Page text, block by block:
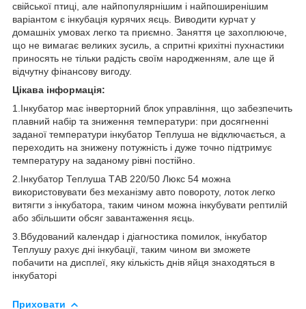
свійської птиці, але найпопулярнішим і найпоширенішим
варіантом є інкубація курячих яєць. Виводити курчат у
домашніх умовах легко та приємно. Заняття це захоплююче,
що не вимагає великих зусиль, а спритні крихітні пухнастики
приносять не тільки радість своїм народженням, але ще й
відчутну фінансову вигоду.
Цікава інформація:
1.Інкубатор має інверторний блок управління, що забезпечить
плавний набір та зниження температури: при досягненні
заданої температури інкубатор Теплуша не відключається, а
переходить на знижену потужність і дуже точно підтримує
температуру на заданому рівні постійно.
2.Інкубатор Теплуша ТАВ 220/50 Люкс 54 можна
використовувати без механізму авто повороту, лоток легко
витягти з інкубатора, таким чином можна інкубувати рептилій
або збільшити обсяг завантаження яєць.
3.Вбудований календар і діагностика помилок, інкубатор
Теплушy рахує дні інкубації, таким чином ви зможете
побачити на дисплеї, яку кількість днів яйця знаходяться в
інкубаторі
Приховати